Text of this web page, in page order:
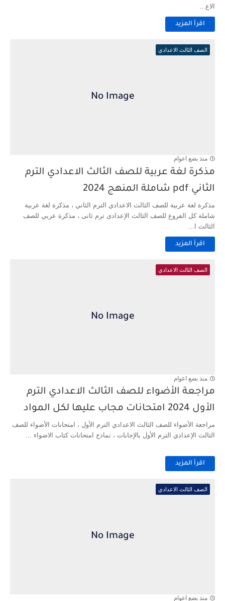
الاع...
اقرأ المزيد
الصف الثالث الاعدادي
منذ بضع اعوام
مذكرة لغة عربية للصف الثالث الاعدادي الترم
الثاني pdf شاملة المنهج 2024
مذكرة لغة عربية للصف الثالث الاعدادي الترم الثاني ، مذكرة لغة عربية
شاملة كل الفروع للصف الثالث الإعدادى ترم ثانى ، مذكرة عربي للصف
الثالث ا...
اقرأ المزيد
الصف الثالث الاعدادي
منذ بضع اعوام
مراجعة الأضواء للصف الثالث الاعدادي الترم
الأول 2024 امتحانات مجاب عليها لكل المواد
مراجعة الأضواء للصف الثالث الاعدادي الترم الأول ، امتحانات الأضواء للصف
الثالث الإعدادي الترم الأول بالإجابات ، نماذج امتحانات كتاب الاضواء ...
اقرأ المزيد
الصف الثالث الاعدادي
منذ بضع اعوام